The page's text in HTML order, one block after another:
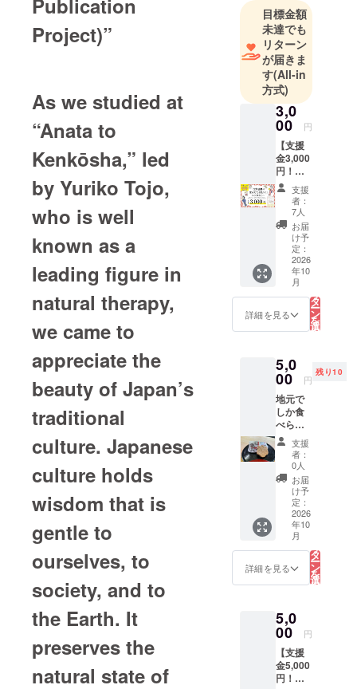
Project)”
As we studied at
“Anata to
Kenkōsha,” led
by Yuriko Tojo,
who is well
known as a
leading figure in
natural therapy,
we came to
appreciate the
beauty of Japan’s
traditional
culture. Japanese
culture holds
wisdom that is
gentle to
ourselves, to
society, and to
the Earth. It
preserves the
natural state of
身共に健康
で心豊かに
暮らしてい
くために大
切なこと
を、様々な
媒体を通し
てともに考
え、社会に
貢献するこ
とを目指し
ています。
目標金額
未達でも
リターン
が届きま
す(All-in
方式)
3,0
00 円
【支援
金3,000
円！す
べてを
活動に
役立て
たい！
あなた
へ】
（この
リター
ンは設
定金額
が複数
ござい
ます）
プロ
ジェク
ト実施
のため
に使わ
せてい
ただき
ます。
ありが
とうご
ざいま
すメッ
セージ
を送ら
せてい
ただき
ます。
支援
者：
7人
お届
け予
定：
2026
年10
月
詳細を見る
リ
タ
ー
ン
を
選
択
5,0
00 円
残り10
地元で
しか食
べられ
ない！
手作り
餡たっ
ぷりの
【史跡
最中・5
個セッ
ト】 伝
統製法
と厳選
素材で
嵐山の
歴史を
「史跡
最中」
は、国
指定史
跡の菅
谷館に
支援
者：
0人
お届
け予
定：
2026
年10
月
詳細を見る
リ
タ
ー
ン
を
選
択
5,0
00 円
【支援
金5,000
円！す